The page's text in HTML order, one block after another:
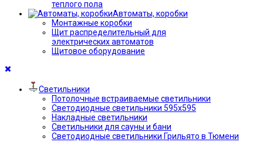
теплого пола
Автоматы, коробки
Монтажные коробки
Щит распределительный для
электрических автоматов
Щитовое оборудование
Светильники
Потолочные встраиваемые светильники
Светодиодные светильники 595х595
Накладные светильники
Светильники для сауны и бани
Светодиодные светильники Грильято в Тюмени